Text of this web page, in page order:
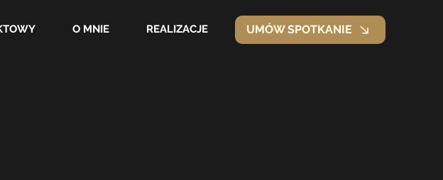
O MNIE REALIZACJE UMÓW SPOTKANIE